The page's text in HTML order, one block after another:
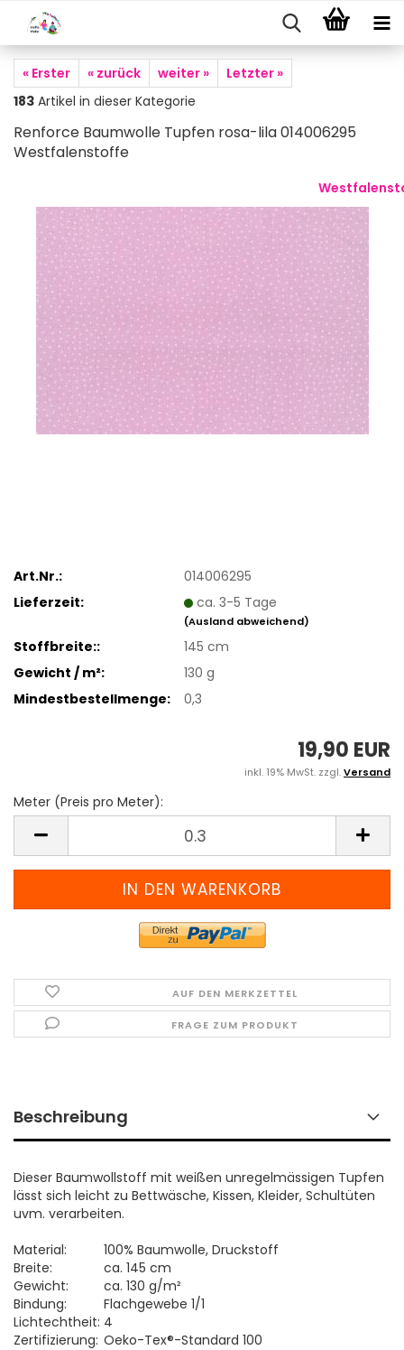
« Erster « zurück weiter »
Letzter »
183 Artikel in dieser Kategorie
Renforce Baumwolle Tupfen rosa-lila 014006295
Westfalenstoffe
Art.Nr.:
014006295
Lieferzeit:
ca. 3-5 Tage
(Ausland abweichend)
Stoffbreite::
145 cm
Gewicht / m²:
130 g
Mindestbestellmenge:
0,3
19,90 EUR
inkl. 19% MwSt. zzgl.Versand
Meter (Preis pro Meter):
(Preis
pro
AUF DEN MERKZETTEL
FRAGE ZUM PRODUKT
Beschreibung
Dieser Baumwollstoff mit weißen unregelmässigen Tupfen
lässt sich leicht zu Bettwäsche, Kissen, Kleider, Schultüten
uvm. verarbeiten.
Material:
Breite:
Gewicht:
Bindung:
Lichtechtheit:
Zertifizierung:
100% Baumwolle, Druckstoff
ca. 145 cm
ca. 130 g/m²
Flachgewebe 1/1
4
Oeko-Tex®-Standard 100